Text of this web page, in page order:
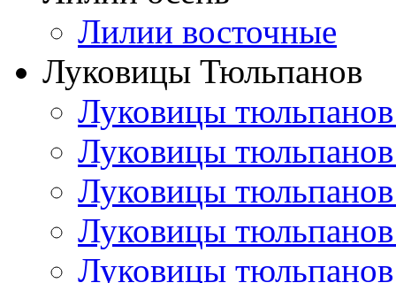
Лилии восточные
Луковицы Тюльпанов
Луковицы
Луковицы
Луковицы
Луковицы
Луковицы